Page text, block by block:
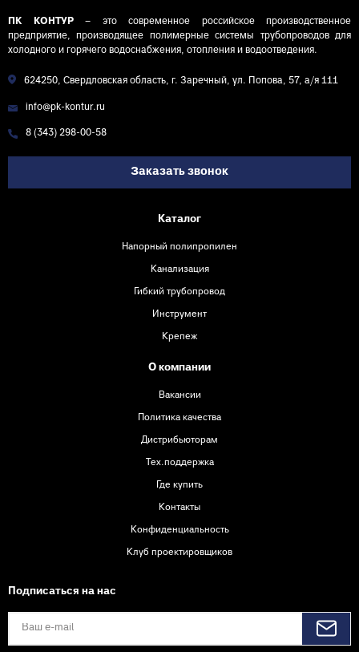
ПК КОНТУР– это современное российское производственное
предприятие, производящее полимерные системы трубопроводов для
холодного и горячего водоснабжения, отопления и водоотведения.
624250, Свердловская область, г. Заречный, ул. Попова, 57, а/я 111
info@pk-kontur.ru
8 (343) 298-00-58
Заказать звонок
Каталог
Напорный полипропилен
Канализация
Гибкий трубопровод
Инструмент
Крепеж
О компании
Вакансии
Политика качества
Дистрибьюторам
Тех.поддержка
Где купить
Контакты
Конфиденциальность
Клуб проектировщиков
Подписаться на нас